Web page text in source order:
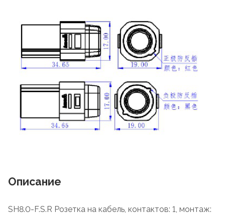
Описание
SH8.0-F.S.R Розетка на кабель, контактов: 1, монтаж: